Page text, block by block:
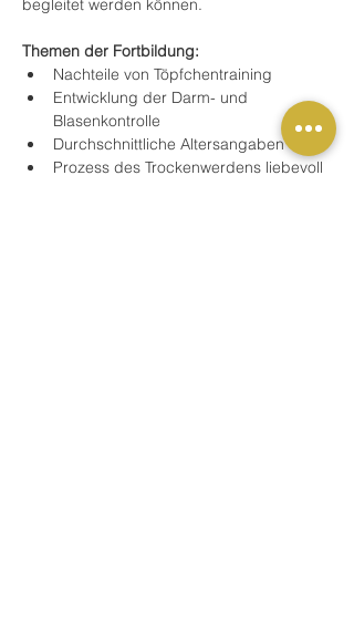
begleitet werden können.
Themen der Fortbildung:
Nachteile von Töpfchentraining
Entwicklung der Darm- und
Blasenkontrolle
Durchschnittliche Altersangaben
Prozess des Trockenwerdens liebevoll